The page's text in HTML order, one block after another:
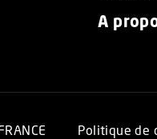
A
Politique de